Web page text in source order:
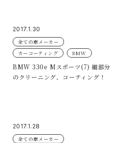
2017.1.30
全ての車メーカー
カーコーティング
BMW
BMW 330e Mスポーツ(7) 細部分
のクリーニング、コーティング！
2017.1.28
全ての車メーカー